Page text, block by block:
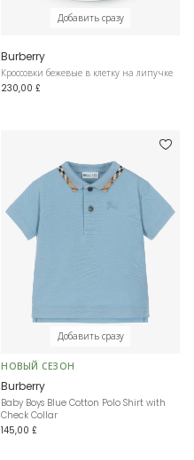
Добавить сразу
Burberry
Кроссовки бежевые в клетку на липучке
230,00 £
Добавить сразу
НОВЫЙ СЕЗОН
Burberry
Baby Boys Blue Cotton Polo Shirt with
Check Collar
145,00 £